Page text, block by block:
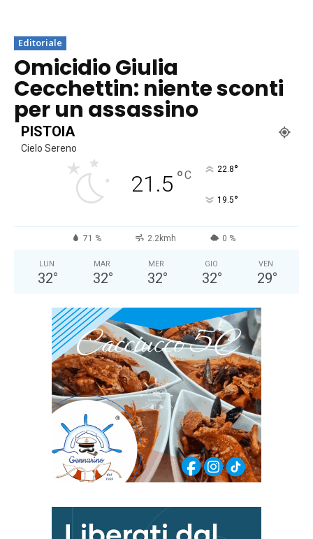
Editoriale
Omicidio Giulia
Cecchettin: niente sconti
per un assassino
PISTOIA
Cielo Sereno
21.5 °C 22.8°
19.5°
71 % 2.2kmh 0 %
LUN
32°
MAR
32°
MER
32°
GIO
32°
VEN
29°